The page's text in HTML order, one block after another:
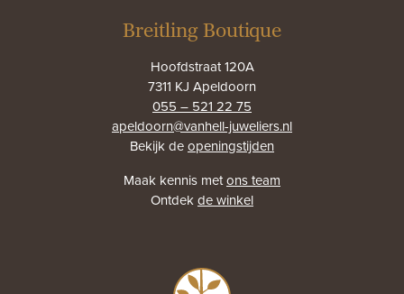
Breitling Boutique
Hoofdstraat 120A
7311 KJ Apeldoorn
055 – 521 22 75
apeldoorn@vanhell-juweliers.nl
Bekijk deopeningstijden
Maak kennis metons team
Ontdekde winkel